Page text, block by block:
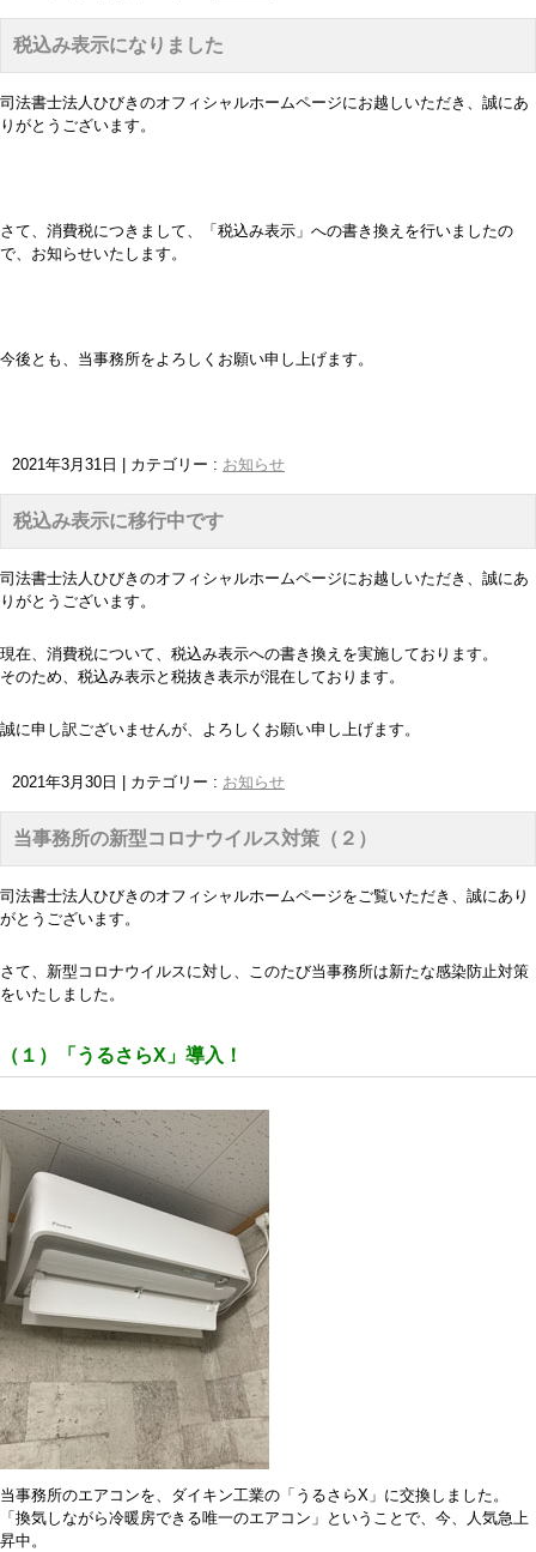
税込み表示になりました
司法書士法人ひびきのオフィシャルホームページにお越しいただき、誠にあ
りがとうございます。
さて、消費税につきまして、「税込み表示」への書き換えを行いましたの
で、お知らせいたします。
今後とも、当事務所をよろしくお願い申し上げます。
2021年3月31日 カテゴリー : お知らせ
税込み表示に移行中です
司法書士法人ひびきのオフィシャルホームページにお越しいただき、誠にあ
りがとうございます。
現在、消費税について、税込み表示への書き換えを実施しております。
そのため、税込み表示と税抜き表示が混在しております。
誠に申し訳ございませんが、よろしくお願い申し上げます。
2021年3月30日 カテゴリー : お知らせ
当事務所の新型コロナウイルス対策（２）
司法書士法人ひびきのオフィシャルホームページをご覧いただき、誠にあり
がとうございます。
さて、新型コロナウイルスに対し、このたび当事務所は新たな感染防止対策
をいたしました。
（１）「うるさらX」導入！
当事務所のエアコンを、ダイキン工業の「うるさらX」に交換しました。
「換気しながら冷暖房できる唯一のエアコン」ということで、今、人気急上
昇中。